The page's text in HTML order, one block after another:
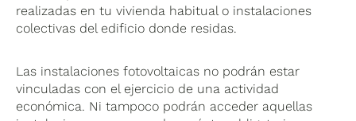
realizadas en tu vivienda habitual o instalaciones
colectivas del edificio donde residas.
Las instalaciones fotovoltaicas no podrán estar
vinculadas con el ejercicio de una actividad
económica. Ni tampoco podrán acceder aquellas